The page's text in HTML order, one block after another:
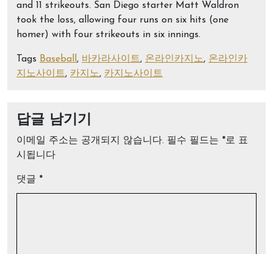
and 11 strikeouts. San Diego starter Matt Waldron
took the loss, allowing four runs on six hits (one
homer) with four strikeouts in six innings.
Tags Baseball , 바카라사이트, 온라인카지노, 온라인카
지노사이트, 카지노, 카지노사이트
답글 남기기
이메일 주소는 공개되지 않습니다. 필수 필드는 *로 표
시됩니다
댓글 *